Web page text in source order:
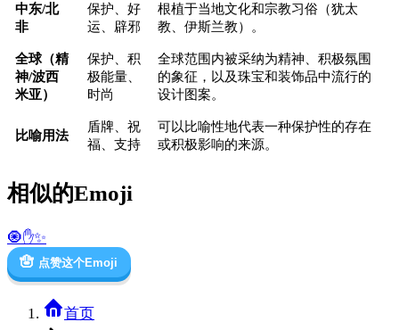
中东/北
非
保护、好
运、辟邪
根植于当地文化和宗教习俗（犹太
教、伊斯兰教）。
全球（精
神/波西
米亚）
保护、积
极能量、
时尚
全球范围内被采纳为精神、积极氛围
的象征，以及珠宝和装饰品中流行的
设计图案。
比喻用法
盾牌、祝
福、支持
可以比喻性地代表一种保护性的存在
或积极影响的来源。
相似的Emoji
🧿✋✨
🪬 点赞这个Emoji
首页